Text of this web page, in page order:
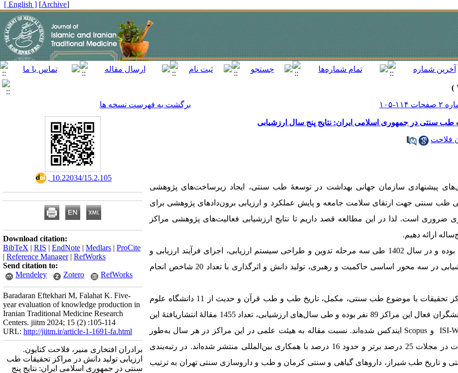
[
Archive
]
[ English ]
برگشت به فهرست نسخه ها
طب سنتی در جمهوری اسلامی ایران: نتایج پنج سال ارزشیابی
فلاحت
پیشنهادی سازمان جهانی بهداشت در توسعۀ طب سنتی، ایجاد زیرساخت‌های پژوهشی
طب سنتی جهت ارتقای سلامت جامعه و پایش عملکرد و ارزیابی برون‌دادهای پژوهشی برای
ضروری است. لذا در این مطالعه قصد داریم تا نتایج ارزشیابی فعالیت‌های پژوهشی مراکز
ارائه دهیم.
این مطالعه مقطعی بوده و در سال 1402 طی سه مرحله تدوین و طراحی سیستم ارزیابی، اجرای فرآیند ارزیابی و
تجزیه و تحلیل داده‌ها انجام شد. ارزشیابی در سه محور اساسی حاکمیت و رهبری، تولید دانش و اثرگذاری با تعداد 20 شاخص انجام
در این مطالعه، تعداد 13 مرکز تحقیقات با موضوع طب سنتی، مکمل، تاریخ طب و طب قرآن و حدیث از 11 دانشگاه علوم
پزشکی مشارکت کرده‌اند. تعداد پژوهشگران فعال این مراکز 89 نفر بوده و طی سال‌های ارزشیابی، تعداد 1455 مقالۀ انتشاریافتۀ این
ISI- و Scopus ایندکس شده‌اند. نسبت مقاله به هیئت‌ علمی در این مراکز در هر سال به‌طور
متوسط 26/3 است و 22 درصد مقالات در مجلات 25 درصد برتر و حدود 16 درصد با همکاری بین‌المللی منتشر شده‌اند. در رتبه‌بندی
و تاریخ طب شیراز، داروهای گیاهی و سنتی کرمان و طب و داروسازی سنتی تهران به ترتیب
‎ 10.22034/15.2.105
Download citation:
BibTeX | RIS | EndNote | Medlars | ProCite
| Reference Manager| RefWorks
Send citation to:
Mendeley
Zotero RefWorks
Baradaran Eftekhari M, Falahat K. Five-
year evaluation of knowledge production in
Iranian Traditional Medicine Research
Centers. jiitm 2024; 15 (2) :105-114
URL: http://jiitm.ir/article-1-1691-fa.html
برادران افتخاری منیر، فلاحت کتایون.
ارزیابی تولید دانش در مراکز تحقیقات طب
سنتی در جمهوری اسلامی ایران: نتایج پنج